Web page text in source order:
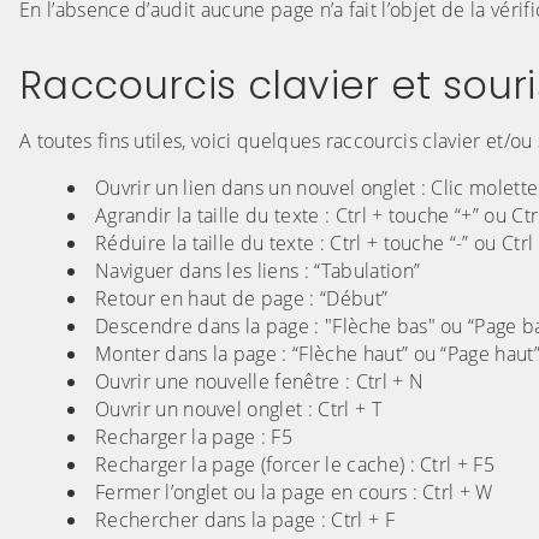
En l’absence d’audit aucune page n’a fait l’objet de la
Raccourcis clavier et
A toutes fins utiles, voici quelques raccourcis clavier et/
Ouvrir un lien dans un nouvel onglet : Clic
Agrandir la taille du texte : Ctrl + touche “+” ou
Réduire la taille du texte : Ctrl + touche “-” ou
Naviguer dans les liens : “Tabulation”
Retour en haut de page : “Début”
Descendre dans la page : "Flèche bas" ou “Page
Monter dans la page : “Flèche haut” ou “Page haut”
Ouvrir une nouvelle fenêtre : Ctrl + N
Ouvrir un nouvel onglet : Ctrl + T
Recharger la page : F5
Recharger la page (forcer le cache) : Ctrl + F5
Fermer l’onglet ou la page en cours : Ctrl + W
Rechercher dans la page : Ctrl + F